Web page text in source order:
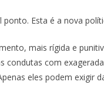
Esta é a nova
mais rígida e
condutas com
eles podem exigir